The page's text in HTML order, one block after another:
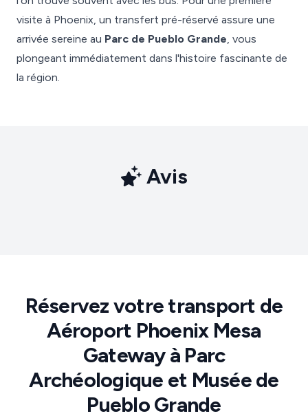
visite à Phoenix, un transfert pré-réservé assure une
arrivée sereine au Parc de Pueblo Grande, vous
plongeant immédiatement dans l'histoire fascinante de
la région.
Avis
Réservez votre transport de
Aéroport Phoenix Mesa
Gateway à Parc
Archéologique et Musée de
Pueblo Grande